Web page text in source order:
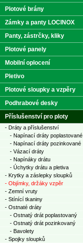
Plotové brány
Zámky a panty LOCINOX
Panty, zástrčky, kliky
Plotové panely
Mobilní oplocení
Pletivo
Plotové sloupky a vzpěry
Podhrabové desky
Příslušenství pro ploty
- Dráty a příslušenství
- Napínací dráty poplastované
- Napínací dráty pozinkované
- Vázací dráty
- Napínáky drátu
- Úchytky drátu a pletiva
- Krytky a záslepky sloupků
- Objímky, držáky vzpěr
- Zemní vruty
- Stínící tkaniny
- Ostnaté dráty
- Ostnatý drát poplastovaný
- Ostnatý drát pozinkovaný
- Bavolety
- Spojky sloupků